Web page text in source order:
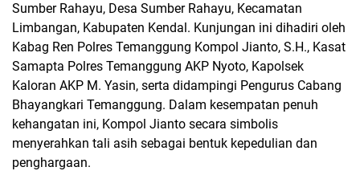
Sumber Rahayu, Desa Sumber Rahayu, Kecamatan
Limbangan, Kabupaten Kendal. Kunjungan ini dihadiri oleh
Kabag Ren Polres Temanggung Kompol Jianto, S.H., Kasat
Samapta Polres Temanggung AKP Nyoto, Kapolsek
Kaloran AKP M. Yasin, serta didampingi Pengurus Cabang
Bhayangkari Temanggung. Dalam kesempatan penuh
kehangatan ini, Kompol Jianto secara simbolis
menyerahkan tali asih sebagai bentuk kepedulian dan
penghargaan.